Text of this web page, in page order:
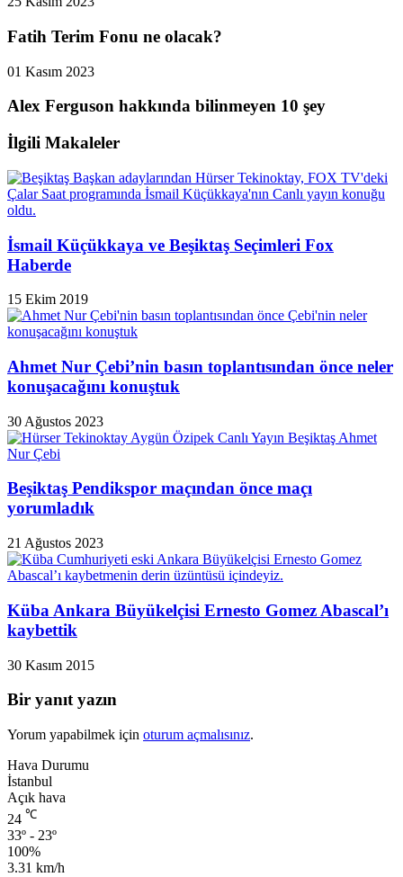
Fatih Terim Fonu ne olacak?
01 Kasım 2023
Alex Ferguson hakkında bilinmeyen 10 şey
İlgili Makaleler
İsmail Küçükkaya ve Beşiktaş Seçimleri Fox
Haberde
15 Ekim 2019
Ahmet Nur Çebi’nin basın toplantısından önce neler
konuşacağını konuştuk
30 Ağustos 2023
Beşiktaş Pendikspor maçından önce maçı
yorumladık
21 Ağustos 2023
Küba Ankara Büyükelçisi Ernesto Gomez Abascal’ı
kaybettik
30 Kasım 2015
Bir yanıt yazın
Yorum yapabilmek için oturum açmalısınız.
Hava Durumu
İstanbul
Açık hava
24 ℃
33º - 23º
100%
3.31 km/h